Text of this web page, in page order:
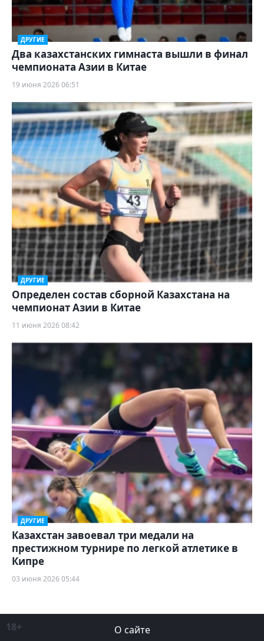
ДРУГИЕ
Два казахстанских гимнаста вышли в финал
чемпионата Азии в Китае
19 июня 2026 06:51
ДРУГИЕ
Определен состав сборной Казахстана на
чемпионат Азии в Китае
11 июня 2026 08:42
ДРУГИЕ
Казахстан завоевал три медали на
престижном турнире по легкой атлетике в
Кипре
03 июня 2026 05:44
18+ О сайте